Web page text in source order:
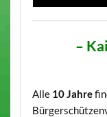
–
Alle 10 Jahre